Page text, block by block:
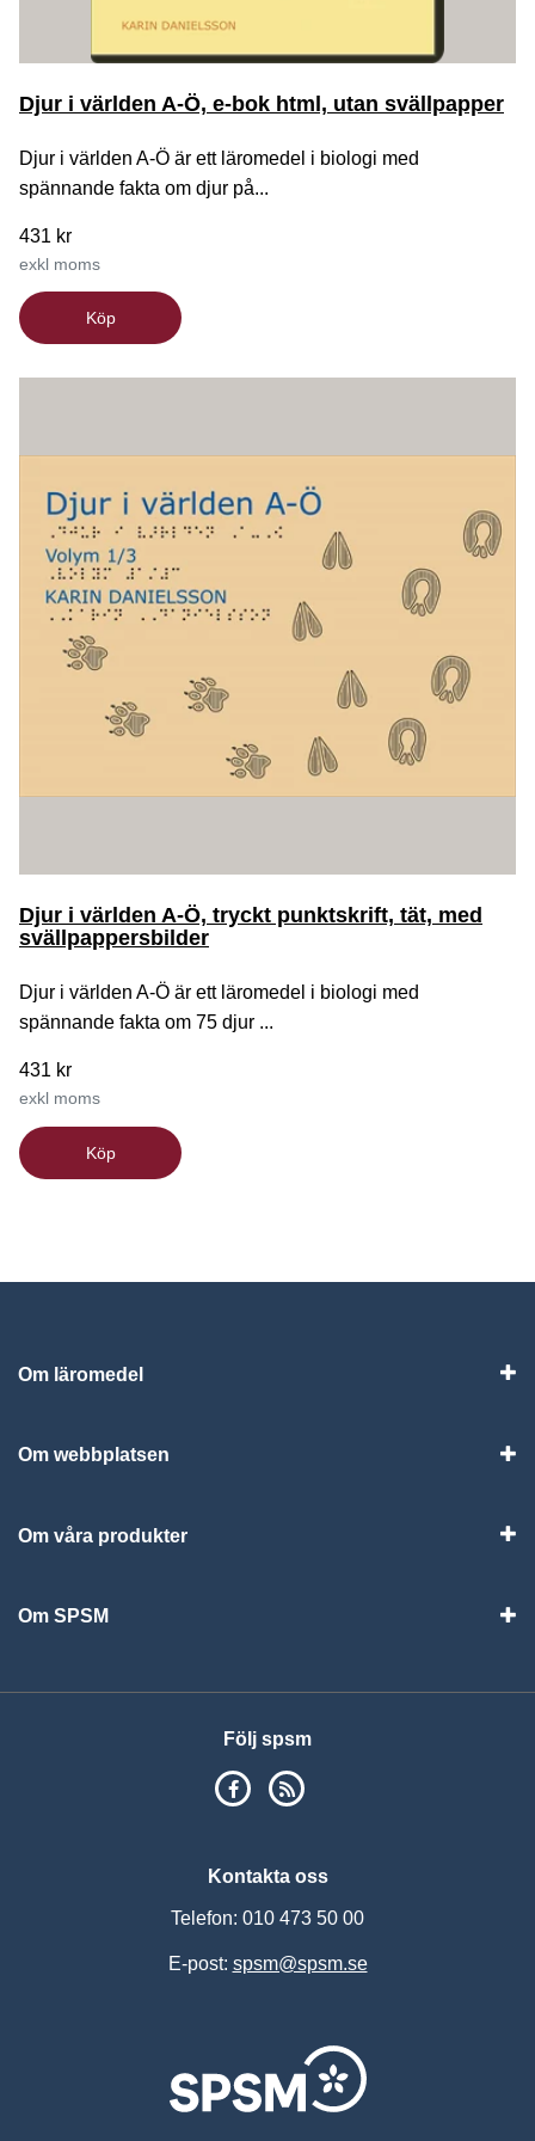
Djur i världen A-Ö, e-bok html, utan svällpapper
Djur i världen A-Ö är ett läromedel i biologi med
spännande fakta om djur på...
431 kr
exkl moms
Köp
Djur i världen A-Ö, tryckt punktskrift, tät, med
svällpappersbilder
Djur i världen A-Ö är ett läromedel i biologi med
spännande fakta om 75 djur ...
431 kr
exkl moms
Köp
Om läromedel
Om webbplatsen
Om våra produkter
Om SPSM
Följ spsm
SPSM på Facebook
Kontakta oss
Telefon: 010 473 50 00
E-post: spsm@spsm.se